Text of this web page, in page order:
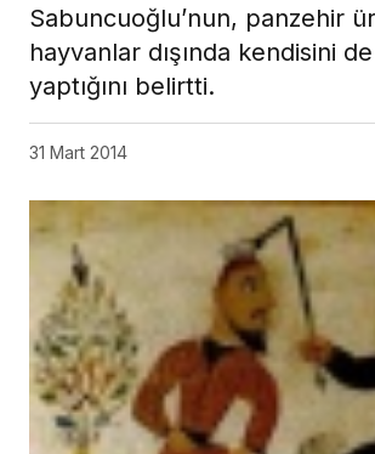
Sabuncuoğlu’nun, panzehir
hayvanlar dışında kendisini
yaptığını belirtti.
31 Mart 2014